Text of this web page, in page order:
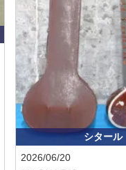
シタール
2026/06/20